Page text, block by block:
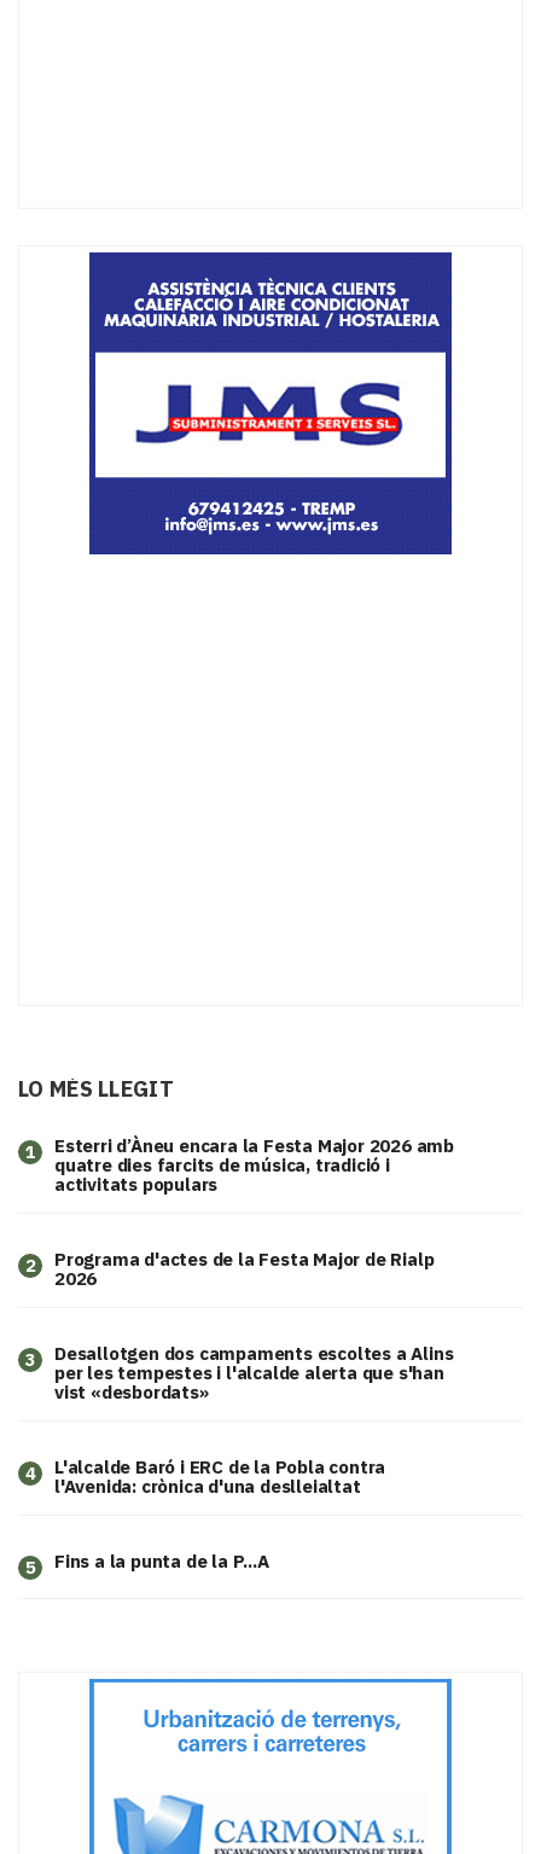
LO MÉS LLEGIT
1
Esterri d’Àneu encara la Festa Major 2026 amb
quatre dies farcits de música, tradició i
activitats populars
2
Programa d'actes de la Festa Major de Rialp
2026
3
​Desallotgen dos campaments escoltes a Alins
per les tempestes i l'alcalde alerta que s'han
vist «desbordats»
4
L'alcalde Baró i ERC de la Pobla contra
l'Avenida: crònica d'una deslleialtat
5 Fins a la punta de la P...A